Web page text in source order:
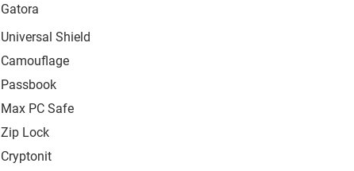
Gatora
Universal Shield
Camouflage
Passbook
Max PC Safe
Zip Lock
Cryptonit